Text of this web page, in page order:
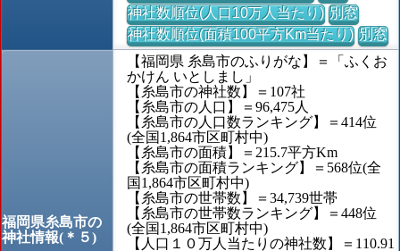
神社数順位(人口10万人当たり) 別窓
神社数順位(面積100平方Km当たり) 別窓
福岡県糸島市の
神社情報(＊５)
【福岡県 糸島市のふりがな】＝「ふくお
かけん いとしまし」
【糸島市の神社数】＝107社
【糸島市の人口】＝96,475人
【糸島市の人口数ランキング】＝414位
(全国1,864市区町村中)
【糸島市の面積】＝215.7平方Km
【糸島市の面積ランキング】＝568位(全
国1,864市区町村中)
【糸島市の世帯数】＝34,739世帯
【糸島市の世帯数ランキング】＝448位
(全国1,864市区町村中)
【人口１０万人当たりの神社数】＝110.91